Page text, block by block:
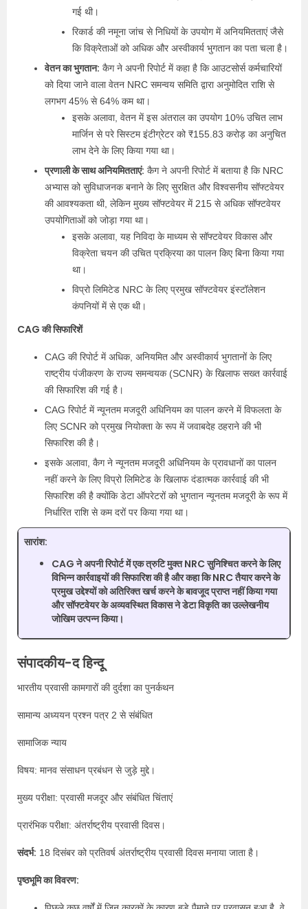
गई थी।
रिकार्ड की नमूना जांच से निधियों के उपयोग में अनियमितताएं जैसे
कि विक्रेताओं को अधिक और अस्वीकार्य भुगतान का पता चला है।
वेतन का भुगतान: कैग ने अपनी रिपोर्ट में कहा है कि आउटसोर्स कर्मचारियों
को दिया जाने वाला वेतन NRC समन्वय समिति द्वारा अनुमोदित राशि से
लगभग 45% से 64% कम था।
इसके अलावा, वेतन में इस अंतराल का उपयोग 10% उचित लाभ
मार्जिन से परे सिस्टम इंटीग्रेटर को ₹155.83 करोड़ का अनुचित
लाभ देने के लिए किया गया था।
प्रणाली के साथ अनियमितताएं: कैग ने अपनी रिपोर्ट में बताया है कि NRC
अभ्यास को सुविधाजनक बनाने के लिए सुरक्षित और विश्वसनीय सॉफ्टवेयर
की आवश्यकता थी, लेकिन मुख्य सॉफ्टवेयर में 215 से अधिक सॉफ्टवेयर
उपयोगिताओं को जोड़ा गया था।
इसके अलावा, यह निविदा के माध्यम से सॉफ्टवेयर विकास और
विक्रेता चयन की उचित प्रक्रिया का पालन किए बिना किया गया
था।
विप्रो लिमिटेड NRC के लिए प्रमुख सॉफ्टवेयर इंस्टॉलेशन
कंपनियों में से एक थी।
CAG की सिफारिशें
CAG की रिपोर्ट में अधिक, अनियमित और अस्वीकार्य भुगतानों के लिए
राष्ट्रीय पंजीकरण के राज्य समन्वयक (SCNR) के खिलाफ सख्त कार्रवाई
की सिफारिश की गई है।
CAG रिपोर्ट में न्यूनतम मजदूरी अधिनियम का पालन करने में विफलता के
लिए SCNR को प्रमुख नियोक्ता के रूप में जवाबदेह ठहराने की भी
सिफारिश की है।
इसके अलावा, कैग ने न्यूनतम मजदूरी अधिनियम के प्रावधानों का पालन
नहीं करने के लिए विप्रो लिमिटेड के खिलाफ दंडात्मक कार्रवाई की भी
सिफारिश की है क्योंकि डेटा ऑपरेटरों को भुगतान न्यूनतम मजदूरी के रूप में
निर्धारित राशि से कम दरों पर किया गया था।
सारांश:
CAG ने अपनी रिपोर्ट में एक त्रुटि मुक्त NRC सुनिश्चित करने के लिए
विभिन्न कार्रवाइयों की सिफारिश की है और कहा कि NRC तैयार करने के
प्रमुख उद्देश्यों को अतिरिक्त खर्च करने के बावजूद प्राप्त नहीं किया गया
और सॉफ्टवेयर के अव्यवस्थित विकास ने डेटा विकृति का उल्लेखनीय
जोखिम उत्पन्न किया।
संपादकीय-द हिन्दू
भारतीय प्रवासी कामगारों की दुर्दशा का पुनर्कथन
सामान्य अध्ययन प्रश्न पत्र 2 से संबंधित
सामाजिक न्याय
विषय: मानव संसाधन प्रबंधन से जुड़े मुद्दे।
मुख्य परीक्षा: प्रवासी मजदूर और संबंधित चिंताएं
प्रारंभिक परीक्षा: अंतर्राष्ट्रीय प्रवासी दिवस।
संदर्भ: 18 दिसंबर को प्रतिवर्ष अंतर्राष्ट्रीय प्रवासी दिवस मनाया जाता है।
पृष्ठभूमि का विवरण: